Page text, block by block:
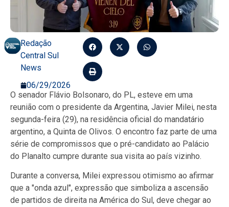
Redação
Central Sul
News
06/29/2026
O senador Flávio Bolsonaro, do PL, esteve em uma
reunião com o presidente da Argentina, Javier Milei, nesta
segunda-feira (29), na residência oficial do mandatário
argentino, a Quinta de Olivos. O encontro faz parte de uma
série de compromissos que o pré-candidato ao Palácio
do Planalto cumpre durante sua visita ao país vizinho.
Durante a conversa, Milei expressou otimismo ao afirmar
que a "onda azul", expressão que simboliza a ascensão
de partidos de direita na América do Sul, deve chegar ao